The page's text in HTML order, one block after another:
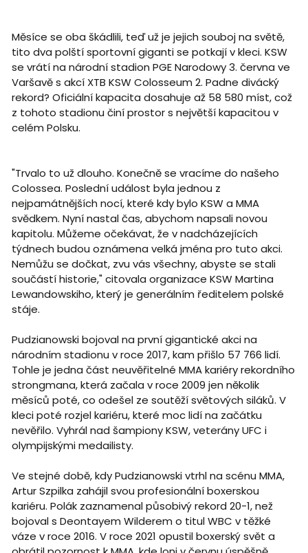
Měsíce se oba škádlili, teď už je jejich souboj na světě,
tito dva polští sportovní giganti se potkají v kleci. KSW
se vrátí na národní stadion PGE Narodowy 3. června ve
Varšavě s akcí XTB KSW Colosseum 2. Padne divácký
rekord? Oficiální kapacita dosahuje až 58 580 míst, což
z tohoto stadionu činí prostor s největší kapacitou v
celém Polsku.
"Trvalo to už dlouho. Konečně se vracíme do našeho
Colossea. Poslední událost byla jednou z
nejpamátnějších nocí, které kdy bylo KSW a MMA
svědkem. Nyní nastal čas, abychom napsali novou
kapitolu. Můžeme očekávat, že v nadcházejících
týdnech budou oznámena velká jména pro tuto akci.
Nemůžu se dočkat, zvu vás všechny, abyste se stali
součástí historie," citovala organizace KSW Martina
Lewandowskiho, který je generálním ředitelem polské
stáje.
Pudzianowski bojoval na první gigantické akci na
národním stadionu v roce 2017, kam přišlo 57 766 lidí.
Tohle je jedna část neuvěřitelné MMA kariéry rekordního
strongmana, která začala v roce 2009 jen několik
měsíců poté, co odešel ze soutěží světových siláků. V
kleci poté rozjel kariéru, které moc lidí na začátku
nevěřilo. Vyhrál nad šampiony KSW, veterány UFC i
olympijskými medailisty.
Ve stejné době, kdy Pudzianowski vtrhl na scénu MMA,
Artur Szpilka zahájil svou profesionální boxerskou
kariéru. Polák zaznamenal působivý rekord 20-1, než
bojoval s Deontayem Wilderem o titul WBC v těžké
váze v roce 2016. V roce 2021 opustil boxerský svět a